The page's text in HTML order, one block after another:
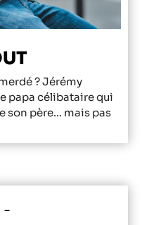
? Jérémy
papa célibataire qui
son père... mais pas